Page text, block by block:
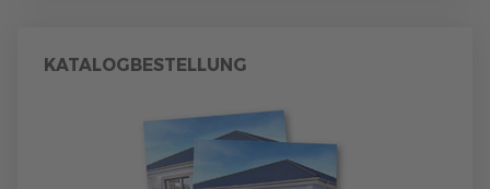
KATALOGBESTELLUNG